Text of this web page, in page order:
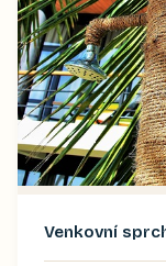
Venkovní